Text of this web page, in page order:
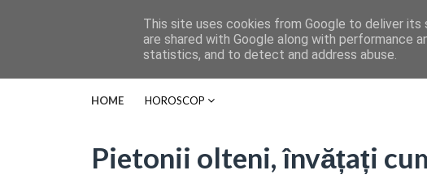
HOME HOROSCOP
Pietonii olteni, învățați
This site uses cookies from Google to deliver its
are shared with Google along with performance
statistics, and to detect and address abuse.